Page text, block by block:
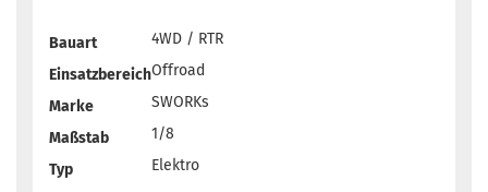
Bauart
4WD / RTR
EinsatzbereichOffroad
Marke
SWORKs
Maßstab
1/8
Typ
Elektro